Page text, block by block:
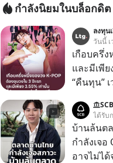
กำลังนิยมในบล็อกดิต
ลงทุน
วันนี้ เ
เกือบครึ่ง
และมีเพี
“คืนทุน”
ระดับสเต
ตัวท็อปอย่
ได้รับ
บ้านล้นต
กำลังเจ
อาจไม่ได้จบแค่